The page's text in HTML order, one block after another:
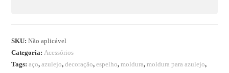
SKU:Não aplicável
Categoria:Acessórios
Tags:aço,azulejo,decoração,espelho,moldura,moldura para azulejo,